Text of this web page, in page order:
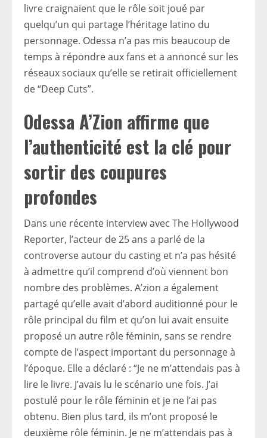
livre craignaient que le rôle soit joué par
quelqu’un qui partage l’héritage latino du
personnage. Odessa n’a pas mis beaucoup de
temps à répondre aux fans et a annoncé sur les
réseaux sociaux qu’elle se retirait officiellement
de “Deep Cuts”.
Odessa A’Zion affirme que
l’authenticité est la clé pour
sortir des coupures
profondes
Dans une récente interview avec The Hollywood
Reporter, l’acteur de 25 ans a parlé de la
controverse autour du casting et n’a pas hésité
à admettre qu’il comprend d’où viennent bon
nombre des problèmes. A’zion a également
partagé qu’elle avait d’abord auditionné pour le
rôle principal du film et qu’on lui avait ensuite
proposé un autre rôle féminin, sans se rendre
compte de l’aspect important du personnage à
l’époque. Elle a déclaré : “Je ne m’attendais pas à
lire le livre. J’avais lu le scénario une fois. J’ai
postulé pour le rôle féminin et je ne l’ai pas
obtenu. Bien plus tard, ils m’ont proposé le
deuxième rôle féminin. Je ne m’attendais pas à